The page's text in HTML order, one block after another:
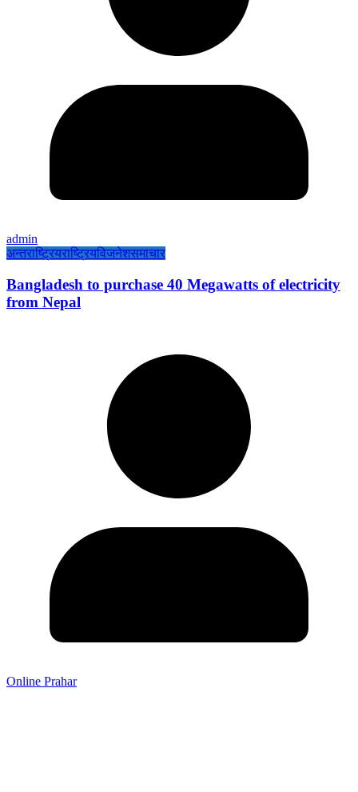
admin
अन्तराष्ट्रियराष्ट्रियविजनेशसमाचार
Bangladesh to purchase 40 Megawatts of electricity
from Nepal
Online Prahar